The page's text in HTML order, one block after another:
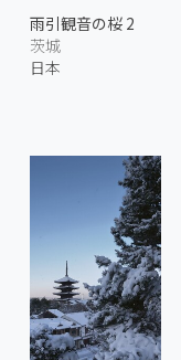
雨引観音の桜 2
茨城
日本